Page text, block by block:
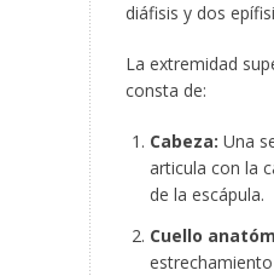
diáfisis y dos
La extremidad
consta de:
Cabeza: Una
articula con la
de la escápula.
Cuello